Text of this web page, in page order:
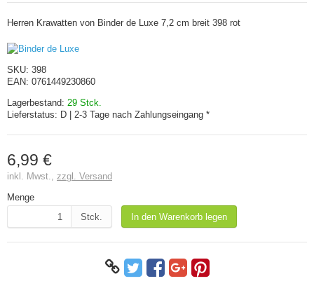
Herren Krawatten von Binder de Luxe 7,2 cm breit 398 rot
SKU: 398
EAN: 0761449230860
Lagerbestand: 29 Stck.
Lieferstatus: D | 2-3 Tage nach Zahlungseingang *
6,99 €
inkl. Mwst., zzgl. Versand
Menge
Stck.
In den Warenkorb legen